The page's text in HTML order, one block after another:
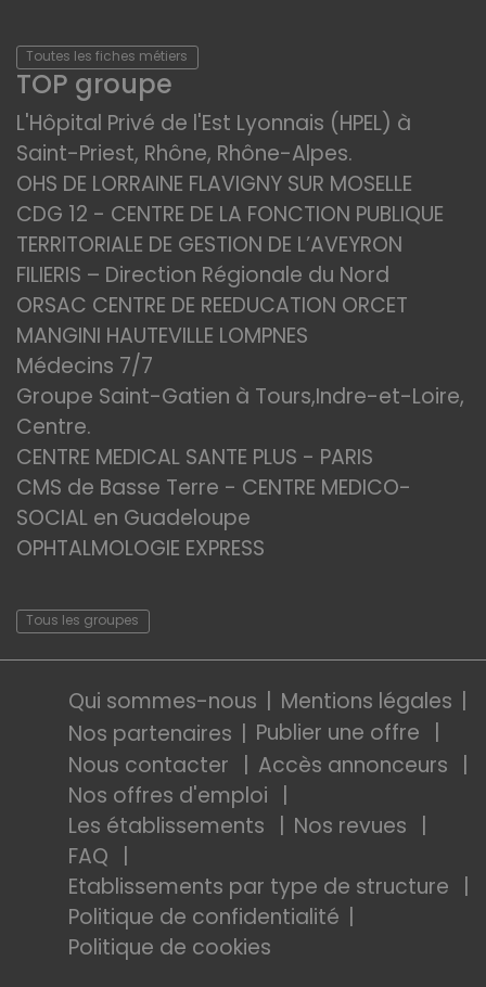
Toutes les fiches métiers
TOP groupe
L'Hôpital Privé de l'Est Lyonnais (HPEL) à
Saint-Priest, Rhône, Rhône-Alpes.
OHS DE LORRAINE FLAVIGNY SUR MOSELLE
CDG 12 - CENTRE DE LA FONCTION PUBLIQUE
TERRITORIALE DE GESTION DE L’AVEYRON
FILIERIS – Direction Régionale du Nord
ORSAC CENTRE DE REEDUCATION ORCET
MANGINI HAUTEVILLE LOMPNES
Médecins 7/7
Groupe Saint-Gatien à Tours,Indre-et-Loire,
Centre.
CENTRE MEDICAL SANTE PLUS - PARIS
CMS de Basse Terre - CENTRE MEDICO-
SOCIAL en Guadeloupe
OPHTALMOLOGIE EXPRESS
Tous les groupes
Qui sommes-nous
Mentions légales
Nos partenaires
Publier une offre
Nous contacter
Accès annonceurs
Nos offres d'emploi
Les établissements
Nos revues
FAQ
Etablissements par type de structure
Politique de confidentialité
Politique de cookies